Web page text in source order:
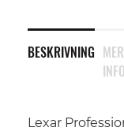
BESKRIVNING
Lexar
MER